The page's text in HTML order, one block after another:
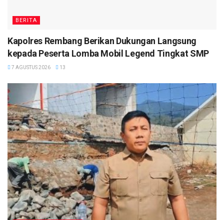
BERITA
Kapolres Rembang Berikan Dukungan Langsung
kepada Peserta Lomba Mobil Legend Tingkat SMP
7 AGUSTUS 2026 13